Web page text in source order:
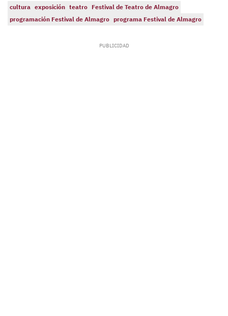
cultura exposición teatro Festival de Teatro de Almagro
programación Festival de Almagro programa Festival de Almagro